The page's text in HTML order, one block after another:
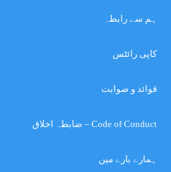
ہم سے رابطہ
کاپی رائٹس
قوائد و ضوابت
Code of Conduct – ضابطہ اخلاق
ہمارے بارے میں